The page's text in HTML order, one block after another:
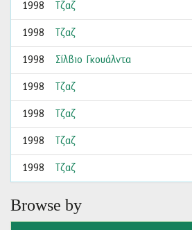
1998 Τζαζ
1998 Τζαζ
1998 Σίλβιο Γκουάλντα
1998 Τζαζ
1998 Τζαζ
1998 Τζαζ
1998 Τζαζ
Browse by